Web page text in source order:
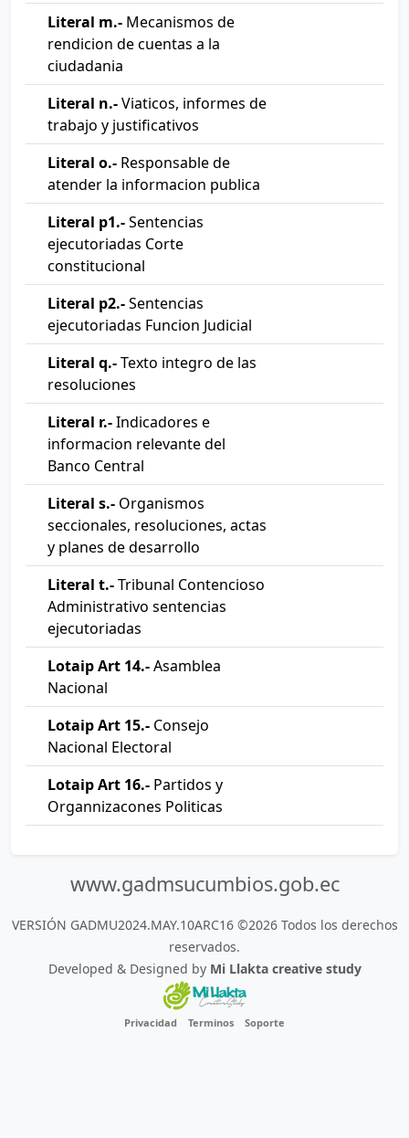
Literal m.- Mecanismos de
rendicion de cuentas a la
ciudadania
Literal n.-Viaticos, informes de
trabajo y justificativos
Literal o.- Responsable de
atender la informacion publica
Literal p1.-Sentencias
ejecutoriadas Corte
constitucional
Literal p2.-Sentencias
ejecutoriadas Funcion Judicial
Literal q.-Texto integro de las
resoluciones
Literal r.-Indicadores e
informacion relevante del
Banco Central
Literal s.- Organismos
seccionales, resoluciones, actas
y planes de desarrollo
Literal t.-Tribunal Contencioso
Administrativo sentencias
ejecutoriadas
Lotaip Art 14.-Asamblea
Nacional
Lotaip Art 15.- Consejo
Nacional Electoral
Lotaip Art 16.- Partidos y
Organnizacones Politicas
www.gadmsucumbios.gob.ec
VERSIÓN GADMU2024.MAY.10ARC16 ©2026 Todos los derechos
reservados.
Developed & Designed by Mi Llakta creative study
Privacidad Terminos Soporte